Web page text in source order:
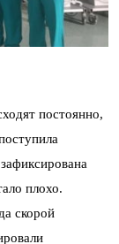
постоянно,
плохо.
скорой